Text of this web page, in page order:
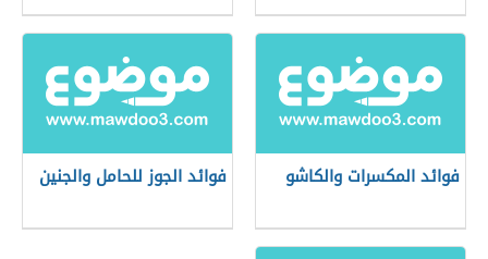
فوائد المكسرات والكاشو فوائد الجوز للحامل والجنين